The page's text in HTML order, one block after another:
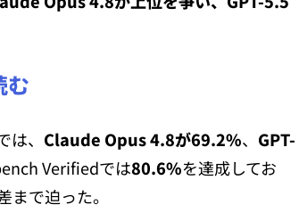
む
、 Claude Opus 4.8が69.2%、 GPT-
Verifiedでは80.6%を達成してお
まで迫った。